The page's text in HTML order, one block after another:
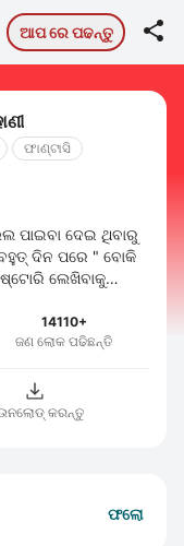
ଆପ ରେ ପଢନ୍ତୁ 
ଫାଣ୍ଟାସି
ଲେଖିବାକୁ
14110+
ଜଣ ଲୋକ ପଢିଛନ୍ତି
କରନ୍ତୁ
ଫଲୋ